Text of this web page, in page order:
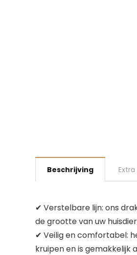
Beschrijving
✔ Verstelbare lijn: ons
de grootte van uw
✔ Veilig en comfortabel:
kruipen en is gemakkelijk